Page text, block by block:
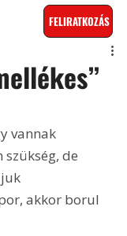
FELIRATKOZÁS
vannak
szükség, de
akkor borul